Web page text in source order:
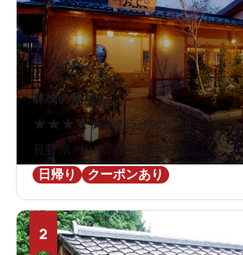
林檎の湯屋おぶ～
★ ★ ★★★4.7252件の口コミ
長野県 / 松本 / 平田駅1.9km
日帰り
クーポンあり
2